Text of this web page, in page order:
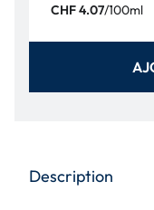
CHF 4.07/100ml
Description